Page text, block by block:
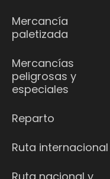
Mercancía
paletizada
Mercancías
peligrosas y
especiales
Reparto
Ruta internacional